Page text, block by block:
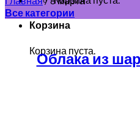
Корзина
Корзина пуста.
Все категории
Облака из